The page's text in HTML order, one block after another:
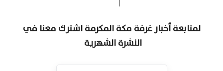
لمتابعة أخبار غرفة مكة المكرمة اشترك معنا في
النشرة الشهرية